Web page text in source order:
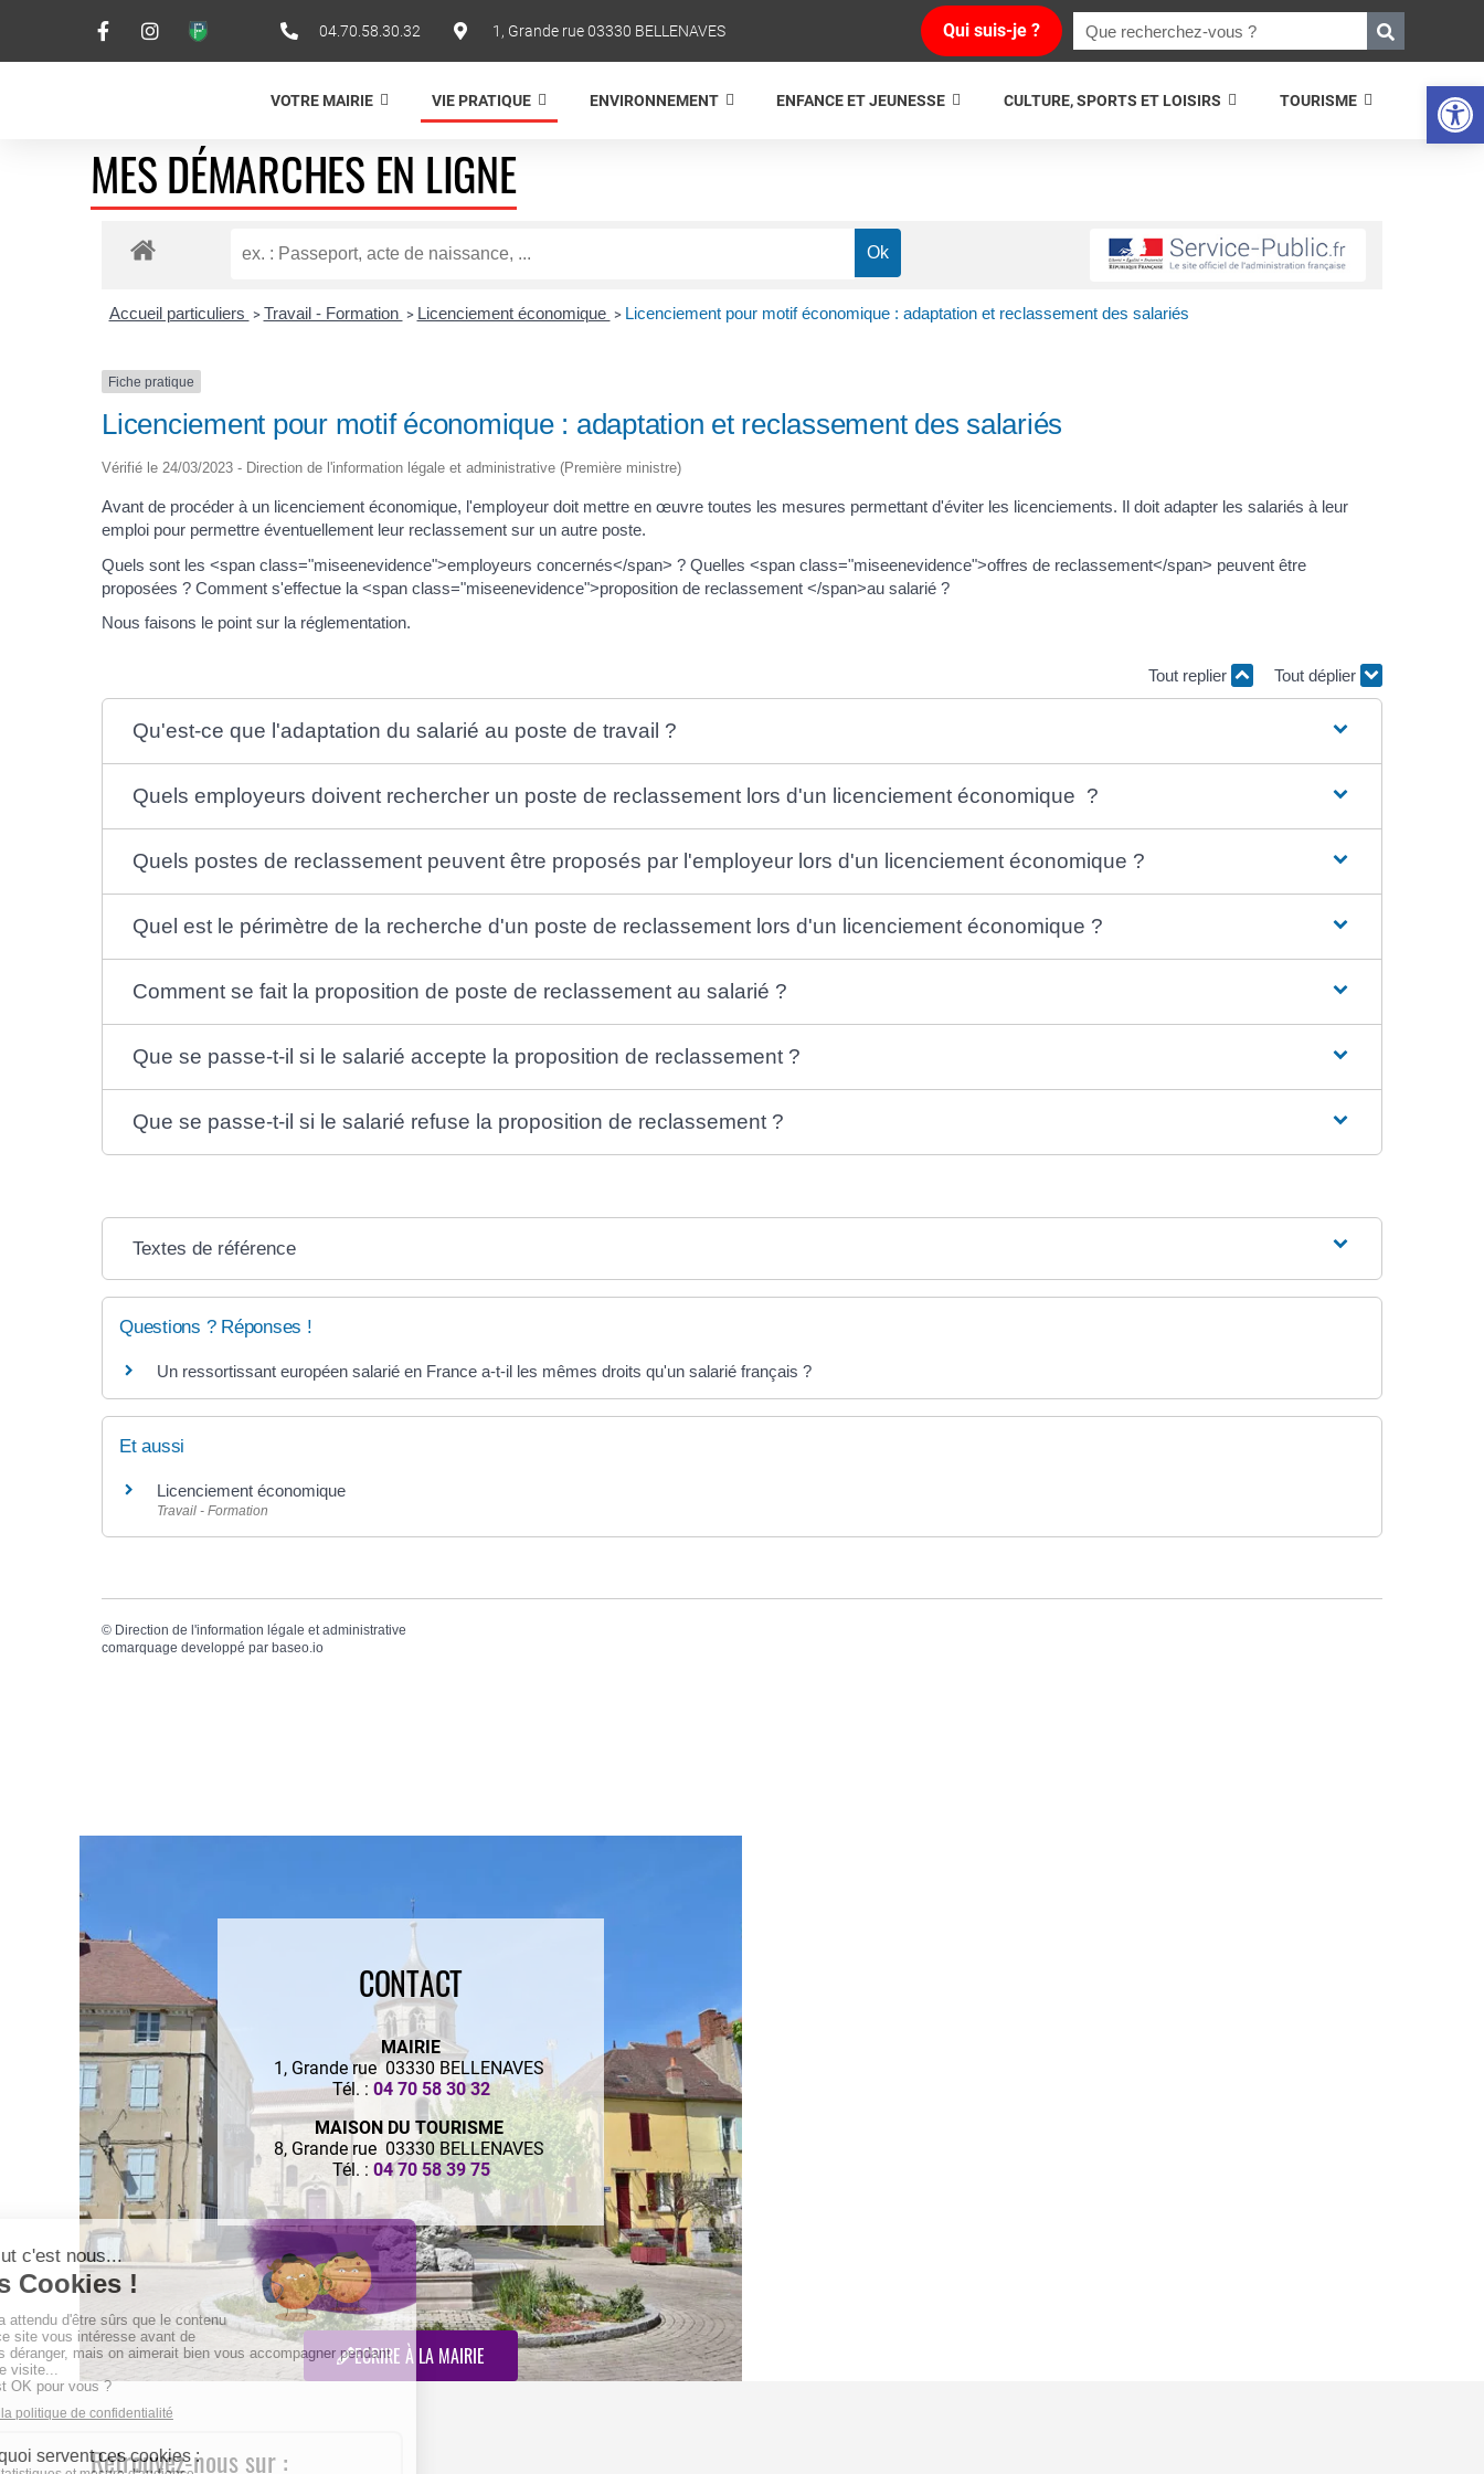
Ouvrir
04.70.58.30.32 1, Grande rue 03330 BELLENAVES Qui suis-je ?
VOTRE MAIRIE VIE PRATIQUE ENVIRONNEMENT ENFANCE ET JEUNESSE CULTURE, SPORTS ET LOISIRS TOURISME
MES DÉMARCHES EN LIGNE
Accueil particuliers > Travail - Formation > Licenciement économique > Licenciement pour motif économique : adaptation et reclassement des salariés
Fiche pratique
Licenciement pour motif économique : adaptation et reclassement des salariés
Vérifié le 24/03/2023 - Direction de l'information légale et administrative (Première ministre)
Avant de procéder à un licenciement économique, l'employeur doit mettre en œuvre toutes les mesures permettant d'éviter les licenciements. Il doit adapter les salariés à leur
emploi pour permettre éventuellement leur reclassement sur un autre poste.
Quels sont les <span class="miseenevidence">employeurs concernés</span> ? Quelles <span class="miseenevidence">offres de reclassement</span> peuvent être
proposées ? Comment s'effectue la <span class="miseenevidence">proposition de reclassement </span>au salarié ?
Nous faisons le point sur la réglementation.
Tout replier Tout déplier
Qu'est-ce que l'adaptation du salarié au poste de travail ?
Quels employeurs doivent rechercher un poste de reclassement lors d'un licenciement économique ?
Quels postes de reclassement peuvent être proposés par l'employeur lors d'un licenciement économique ?
Quel est le périmètre de la recherche d'un poste de reclassement lors d'un licenciement économique ?
Comment se fait la proposition de poste de reclassement au salarié ?
Que se passe-t-il si le salarié accepte la proposition de reclassement ?
Que se passe-t-il si le salarié refuse la proposition de reclassement ?
Textes de référence
Questions ? Réponses !
Un ressortissant européen salarié en France a-t-il les mêmes droits qu'un salarié français ?
Et aussi
Licenciement économique
Travail - Formation
© Direction de l'information légale et administrative
comarquage developpé par baseo.io
CONTACT
MAIRIE
1, Grande rue 03330 BELLENAVES
Tél. : 04 70 58 30 32
MAISON DU TOURISME
8, Grande rue 03330 BELLENAVES
Tél. : 04 70 58 39 75
ECRIRE À LA MAIRIE
Retrouvez-nous sur :